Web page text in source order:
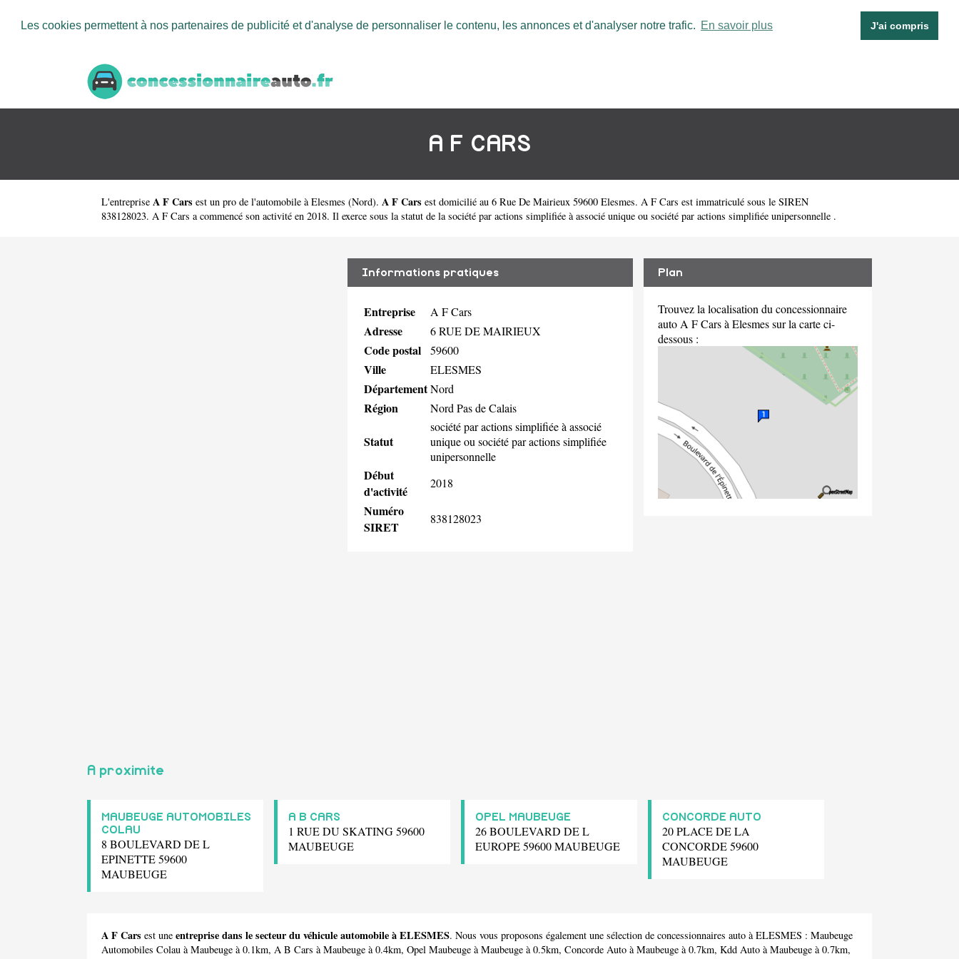
Les cookies permettent à nos partenaires de publicité et d'analyse de personnaliser le contenu, les annonces et d'analyser notre trafic. En savoir plus J'ai compris
A F CARS
L'entreprise A F Cars est un pro de l'automobile à Elesmes (Nord). A F Cars est domicilié au 6 Rue De Mairieux 59600 Elesmes. A F Cars est immatriculé sous le SIREN
838128023. A F Cars a commencé son activité en 2018. Il exerce sous la statut de la société par actions simplifiée à associé unique ou société par actions simplifiée unipersonnelle .
Informations pratiques
Entreprise A F Cars
Adresse 6 RUE DE MAIRIEUX
Code postal 59600
Ville ELESMES
DépartementNord
Région Nord Pas de Calais
Statut
société par actions simplifiée à associé
unique ou société par actions simplifiée
unipersonnelle
Début
d'activité
2018
Numéro
SIRET
838128023
Plan
Trouvez la localisation du concessionnaire
auto A F Cars à Elesmes sur la carte ci-
dessous :
A proximite
MAUBEUGE AUTOMOBILES
COLAU
8 BOULEVARD DE L
EPINETTE 59600
MAUBEUGE
A B CARS
1 RUE DU SKATING 59600
MAUBEUGE
OPEL MAUBEUGE
26 BOULEVARD DE L
EUROPE 59600 MAUBEUGE
CONCORDE AUTO
20 PLACE DE LA
CONCORDE 59600
MAUBEUGE
A F Cars est une entreprise dans le secteur du véhicule automobile à ELESMES. Nous vous proposons également une sélection de concessionnaires auto à ELESMES : Maubeuge
Automobiles Colau à Maubeuge à 0.1km, A B Cars à Maubeuge à 0.4km, Opel Maubeuge à Maubeuge à 0.5km, Concorde Auto à Maubeuge à 0.7km, Kdd Auto à Maubeuge à 0.7km,